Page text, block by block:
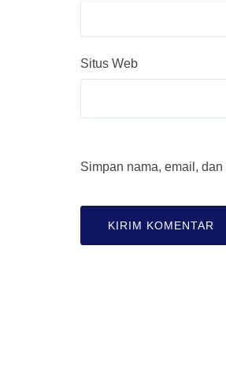
Situs Web
Simpan nama, email,